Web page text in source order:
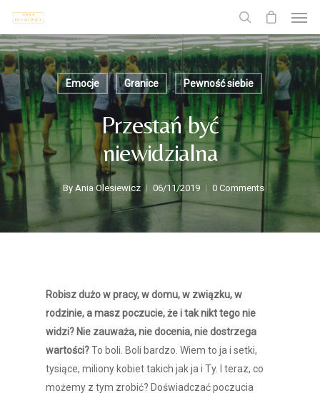
Emocje Granice Pewność siebie
Przestań być
niewidzialna
By Ania Olesiewicz 06/11/2019 0 Comments
Robisz dużo w pracy, w domu, w związku, w
rodzinie, a masz poczucie, że i tak nikt tego nie
widzi? Nie zauważa, nie docenia, nie dostrzega
wartości?To boli. Boli bardzo. Wiem to ja i setki,
tysiące, miliony kobiet takich jak ja i Ty. I teraz, co
możemy z tym zrobić? Doświadczać poczucia